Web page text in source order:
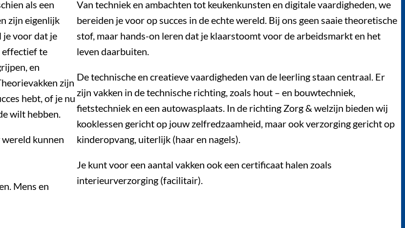
als een
zijn eigenlijk
je voor dat je
effectief te
en
zijn
hebt, of je nu
wilt hebben.
wereld kunnen
Mens en
Van techniek en ambachten tot keukenkunsten en digitale vaardigheden, we
bereiden je voor op succes in de echte wereld. Bij ons geen saaie theoretische
stof, maar hands-on leren dat je klaarstoomt voor de arbeidsmarkt en het
leven daarbuiten.
De technische en creatieve vaardigheden van de leerling staan centraal. Er
zijn vakken in de technische richting, zoals hout – en bouwtechniek,
fietstechniek en een autowasplaats. In de richting Zorg & welzijn bieden wij
kooklessen gericht op jouw zelfredzaamheid, maar ook verzorging gericht op
kinderopvang, uiterlijk (haar en nagels).
Je kunt voor een aantal vakken ook een certificaat halen zoals
interieurverzorging (facilitair).